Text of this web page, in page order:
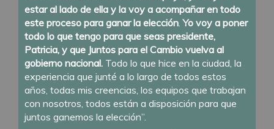
estar al lado de ella y la voy a acompañar en todo
este proceso para ganar la elección .Yo voy a poner
todo lo que tengo para que seas presidente,
Patricia, y que Juntos para el Cambio vuelva al
gobierno nacional. Todo lo que hice en la ciudad, la
experiencia que junté a lo largo de todos estos
años, todas mis creencias, los equipos que trabajan
con nosotros, todos están a disposición para que
juntos ganemos la elección”.